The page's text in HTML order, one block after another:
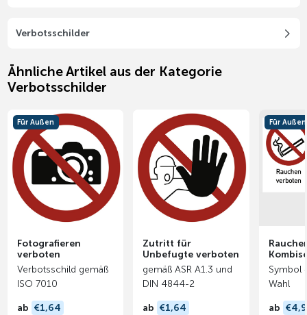
Verbotsschilder
Ähnliche Artikel aus der Kategorie
Verbotsschilder
Fotografieren
verboten
Verbotsschild gemäß
ISO 7010
ab €1,64
Für Außen
Zutritt für
Unbefugte verboten
gemäß ASR A1.3 und
DIN 4844-2
ab €1,64
Symbol
Wahl
ab
Für Außen